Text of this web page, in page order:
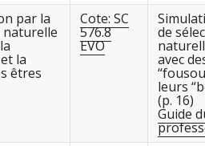
par la
naturelle
la
êtres
Cote: SC
576.8
EVO
de
avec
leurs
(p. 16)
Guide